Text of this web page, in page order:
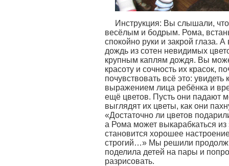
Инструкция: Вы слышали,
весёлым и бодрым. Рома,
спокойно руки и закрой глаза.
дождь из сотен невидимых
крупным каплям дождя. Вы
красоту и сочность их красок,
почувствовать всё это:
выражением лица ребёнка и
ещё цветов. Пусть они падают
выглядят их цветы, как они
«Достаточно ли цветов
а Рома может выкарабкаться из
становится хорошее
строгий…» Мы решили
поделила детей на пары и
разрисовать.